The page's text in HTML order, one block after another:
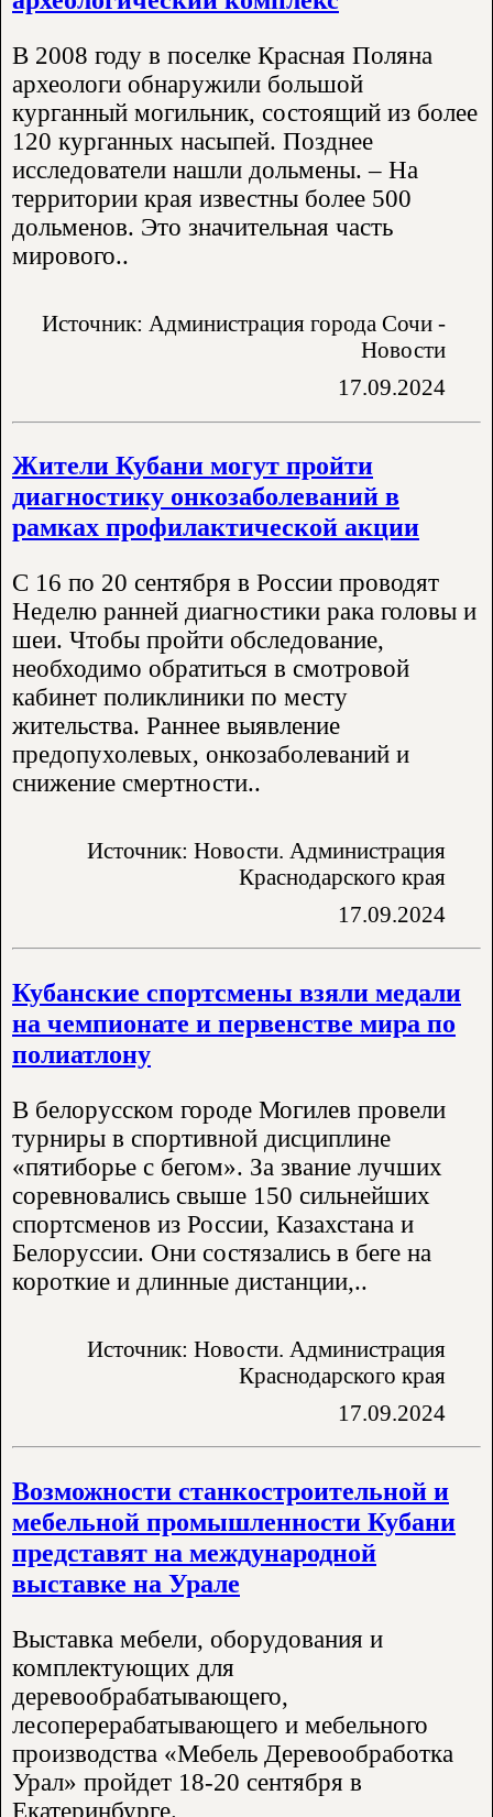
В 2008 году в поселке Красная Поляна
археологи обнаружили большой
курганный могильник, состоящий из более
120 курганных насыпей. Позднее
исследователи нашли дольмены. – На
территории края известны более 500
дольменов. Это значительная часть
мирового..
Источник: Администрация города Сочи -
Новости
17.09.2024
Жители Кубани могут пройти
диагностику онкозаболеваний в
рамках профилактической акции
С 16 по 20 сентября в России проводят
Неделю ранней диагностики рака головы и
шеи. Чтобы пройти обследование,
необходимо обратиться в смотровой
кабинет поликлиники по месту
жительства. Раннее выявление
предопухолевых, онкозаболеваний и
снижение смертности..
Источник: Новости. Администрация
Краснодарского края
17.09.2024
Кубанские спортсмены взяли медали
на чемпионате и первенстве мира по
полиатлону
В белорусском городе Могилев провели
турниры в спортивной дисциплине
«пятиборье с бегом». За звание лучших
соревновались свыше 150 сильнейших
спортсменов из России, Казахстана и
Белоруссии. Они состязались в беге на
короткие и длинные дистанции,..
Источник: Новости. Администрация
Краснодарского края
17.09.2024
Возможности станкостроительной и
мебельной промышленности Кубани
представят на международной
выставке на Урале
Выставка мебели, оборудования и
комплектующих для
деревообрабатывающего,
лесоперерабатывающего и мебельного
производства «Мебель Деревообработка
Урал» пройдет 18-20 сентября в
Екатеринбурге.